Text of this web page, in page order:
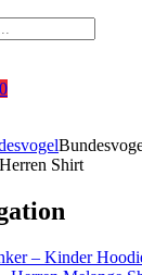
0
Shirt
– Kinder